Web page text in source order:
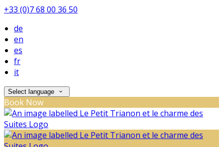
+33 (0)7 68 00 36 50
de
en
es
fr
it
Select language
Book Now